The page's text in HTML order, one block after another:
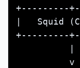
+---------
|   Squid
+---------